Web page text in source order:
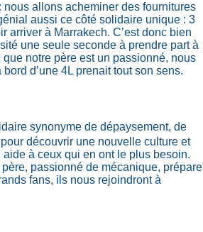
nous allons acheminer des fournitures
aussi ce côté solidaire unique : 3
arriver à Marrakech. C’est donc bien
une seule seconde à prendre part à
notre père est un passionné, nous
d’une 4L prenait tout son sens.
synonyme de dépaysement, de
découvrir une nouvelle culture et
à ceux qui en ont le plus besoin.
passionné de mécanique, prépare
fans, ils nous rejoindront à